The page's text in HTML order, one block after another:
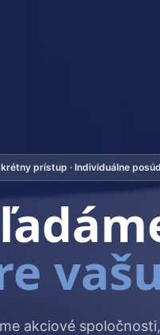
prístup · Individuálne
akciové